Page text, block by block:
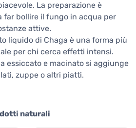
La preparazione è
far bollire il fungo in acqua per
attive.
liquido di Chaga è una forma più
per chi cerca effetti intensi.
essiccato e macinato si aggiunge
zuppe o altri piatti.
naturali